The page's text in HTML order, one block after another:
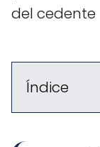
del cedente
Índice